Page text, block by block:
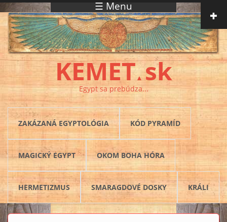
Skočiť na hlavný obsah ☰ Menu
KEMET▲ sk
Egypt sa prebúdza...
ZAKÁZANÁ EGYPTOLÓGIA KÓD PYRAMÍD
MAGICKÝ EGYPT OKOM BOHA HÓRA
HERMETIZMUS SMARAGDOVÉ DOSKY KRÁLI